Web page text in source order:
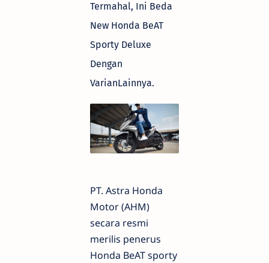
Termahal, Ini Beda
New Honda BeAT
Sporty Deluxe
Dengan
VarianLainnya.
PT. Astra Honda
Motor (AHM)
secara resmi
merilis penerus
Honda BeAT sporty